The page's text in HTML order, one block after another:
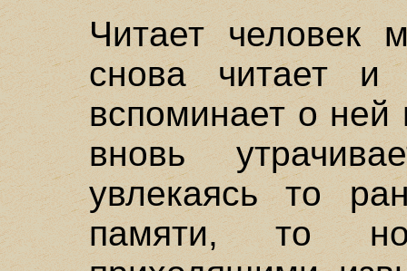
Читает человек
снова читает и
вспоминает о ней
вновь
увлекаясь то
памяти, то